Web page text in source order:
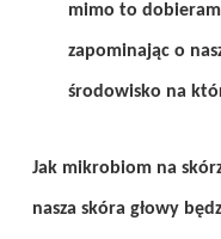
mimo to
zapominając o
środowisko na
Jak mikrobiom na
nasza skóra głowy